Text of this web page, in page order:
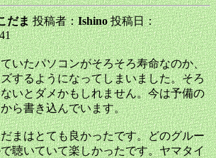
だま投稿者：Ishino投稿日：
いたパソコンがそろそろ寿命なのか、
するようになってしまいました。そろ
いとダメかもしれません。今は予備の
ら書き込んでいます。
まはとても良かったです。どのグルー
聴いていて楽しかったです。ヤマタイ